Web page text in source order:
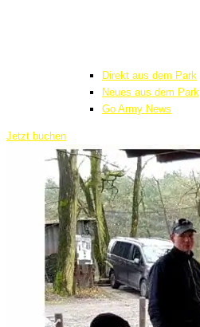
Direkt aus dem Park
Neues aus dem Park
Go Army News
Jetzt buchen